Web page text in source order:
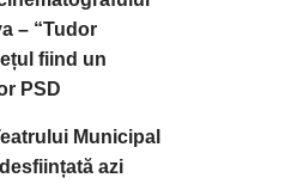
– “Tudor
fiind un
PSD
Municipal
azi